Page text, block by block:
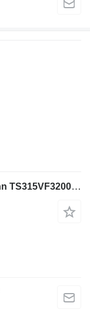
Serra de Mesa Para Madeira Holzmann TS315VF3200_400V